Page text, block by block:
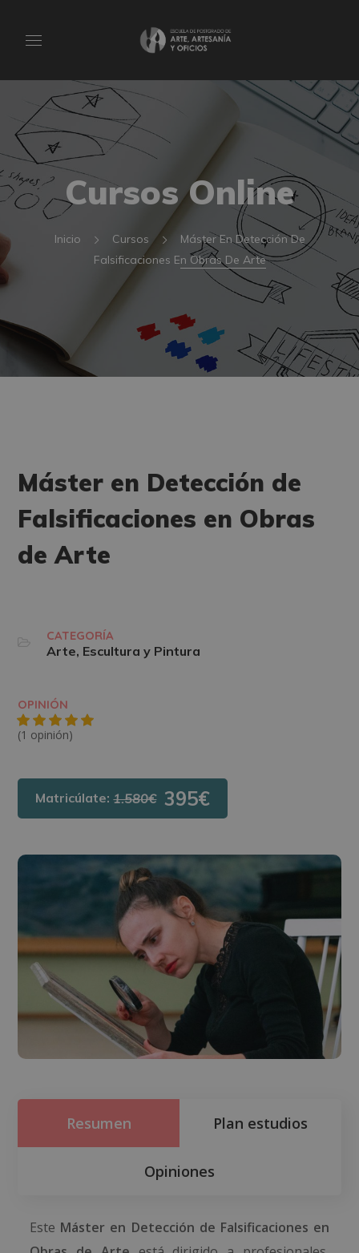
Cursos Online
Inicio Cursos
Máster En Detección De
Falsificaciones En Obras De Arte
Máster en Detección de
Falsificaciones en Obras
de Arte
CATEGORÍA
Arte, Escultura y Pintura
OPINIÓN
(1 opinión)
Matricúlate:1.580€ 395€
Resumen Plan estudios
Opiniones
Este Máster en Detección de Falsificaciones en